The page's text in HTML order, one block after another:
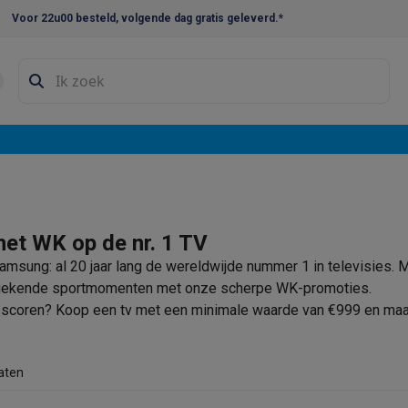
Voor 22u00 besteld, volgende dag gratis geleverd.*
koelkastenAmerikaanse koelkastenWijnkoelkasten
Gasfornuizen
WK op de nr. 1 TV
al 20 jaar lang de wereldwijde nummer 1 in televisies.
sportmomenten met onze scherpe WK-promoties.
Koop een tv met een minimale waarde van €999 en